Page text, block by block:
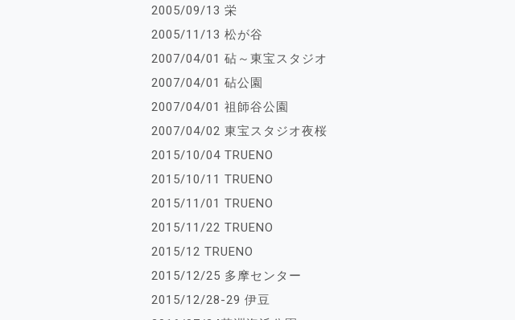
2005/09/13 栄
2005/11/13 松が谷
2007/04/01 砧～東宝スタジオ
2007/04/01 砧公園
2007/04/01 祖師谷公園
2007/04/02 東宝スタジオ夜桜
2015/10/04 TRUENO
2015/10/11 TRUENO
2015/11/01 TRUENO
2015/11/22 TRUENO
2015/12 TRUENO
2015/12/25 多摩センター
2015/12/28-29 伊豆